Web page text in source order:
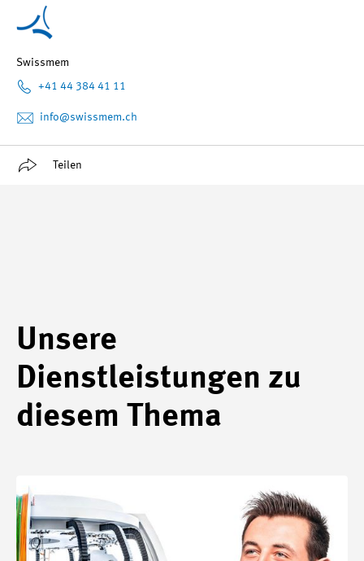
Swissmem
+41 44 384 41 11
info@swissmem.ch
Teilen
Unsere
Dienstleistungen zu
diesem Thema